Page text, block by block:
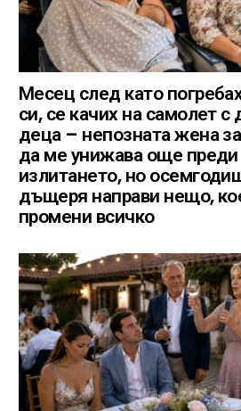
Месец след като
си, се качих на самолет с
деца – непозната жена
да ме унижава още преди
излитането, но
дъщеря направи нещо,
промени всичко